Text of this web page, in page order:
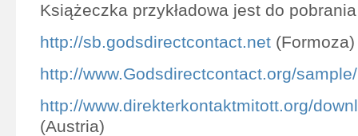
Książeczka przykładowa jest do
http://sb.godsdirectcontact.net (Formoza)
http://www.Godsdirectcontact.org/
http://www.direkterkontaktmitott.org/
(Austria)